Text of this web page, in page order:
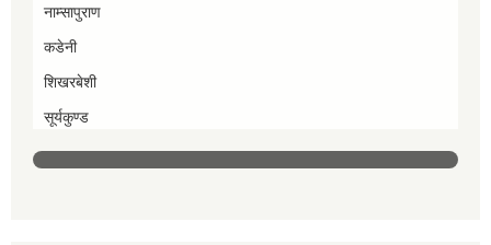
नाम्सापुराण
कडेनी
शिखरबेशी
सूर्यकुण्ड